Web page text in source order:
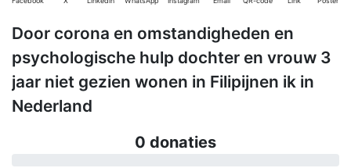
Door corona en omstandigheden en
psychologische hulp dochter en vrouw 3
jaar niet gezien wonen in Filipijnen ik in
Nederland
0 donaties